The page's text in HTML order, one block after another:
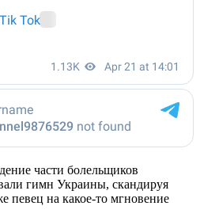
части болельщиков
гимн Украины, скандируя
певец на какое-то мгновение